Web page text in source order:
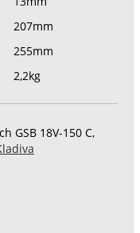
207mm
255mm
2,2kg
GSB 18V-150 C,